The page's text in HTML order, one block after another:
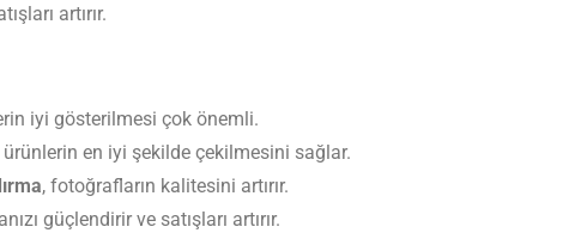
artırır.
iyi gösterilmesi çok önemli.
ürünlerin en iyi şekilde çekilmesini sağlar.
, fotoğrafların kalitesini artırır.
güçlendirir ve satışları artırır.